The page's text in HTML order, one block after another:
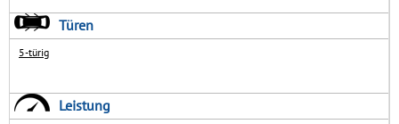
Rückrufservice
Häufige Fragen
UNSERE AUSZEICHNUNGEN
KONTAKT
Türen
5-türig
Leistung